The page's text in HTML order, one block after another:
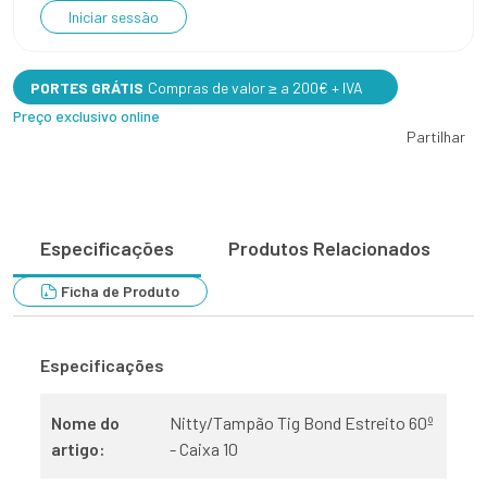
Iniciar sessão
PORTES GRÁTIS Compras de valor ≥ a 200€ + IVA
Preço exclusivo online
Partilhar
Especificações Produtos Relacionados
Ficha de Produto
Especificações
Nome do
artigo:
Nitty/Tampão Tig Bond Estreito 60º
- Caixa 10